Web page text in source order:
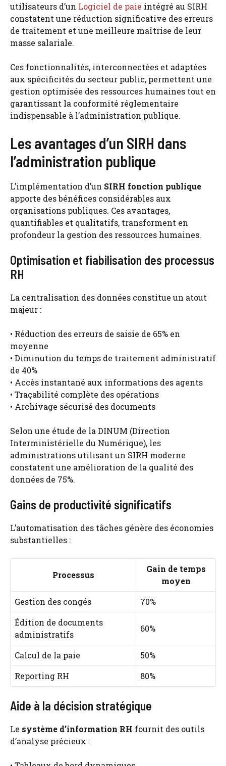
utilisateurs d’un Logiciel de paie intégré au SIRH
constatent une réduction significative des erreurs
de traitement et une meilleure maîtrise de leur
masse salariale.
Ces fonctionnalités, interconnectées et adaptées
aux spécificités du secteur public, permettent une
gestion optimisée des ressources humaines tout en
garantissant la conformité réglementaire
indispensable à l’administration publique.
Les avantages d’un SIRH dans
l’administration publique
L’implémentation d’un SIRH fonction publique
apporte des bénéfices considérables aux
organisations publiques. Ces avantages,
quantifiables et qualitatifs, transforment en
profondeur la gestion des ressources humaines.
Optimisation et fiabilisation des processus
RH
La centralisation des données constitue un atout
majeur :
• Réduction des erreurs de saisie de 65% en
moyenne
• Diminution du temps de traitement administratif
de 40%
• Accès instantané aux informations des agents
• Traçabilité complète des opérations
• Archivage sécurisé des documents
Selon une étude de la DINUM (Direction
Interministérielle du Numérique), les
administrations utilisant un SIRH moderne
constatent une amélioration de la qualité des
données de 75%.
Gains de productivité significatifs
L’automatisation des tâches génère des économies
substantielles :
Processus
Gain de temps
moyen
Gestion des congés
70%
Édition de documents
administratifs
60%
Calcul de la paie
50%
Reporting RH
80%
Aide à la décision stratégique
Le système d’information RH fournit des outils
d’analyse précieux :